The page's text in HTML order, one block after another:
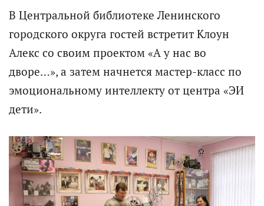
В Центральной библиотеке Ленинского
городского округа гостей встретит Клоун
Алекс со своим проектом «А у нас во
дворе…», а затем начнется мастер-класс по
эмоциональному интеллекту от центра «ЭИ
дети».